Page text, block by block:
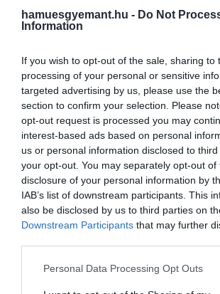
hamuesgyemant.hu - Do Not
Information
If you wish to opt-out of the sale, sharing to
processing of your personal or sensitive
targeted advertising by us, please use the
section to confirm your selection. Please
opt-out request is processed you may
interest-based ads based on personal
us or personal information disclosed to
your opt-out. You may separately opt-out of
disclosure of your personal information by
IAB’s list of downstream participants. This
also be disclosed by us to third parties on
Downstream Participants that may further
Please note that this website/app uses one
Personal Data Processing Opt Outs